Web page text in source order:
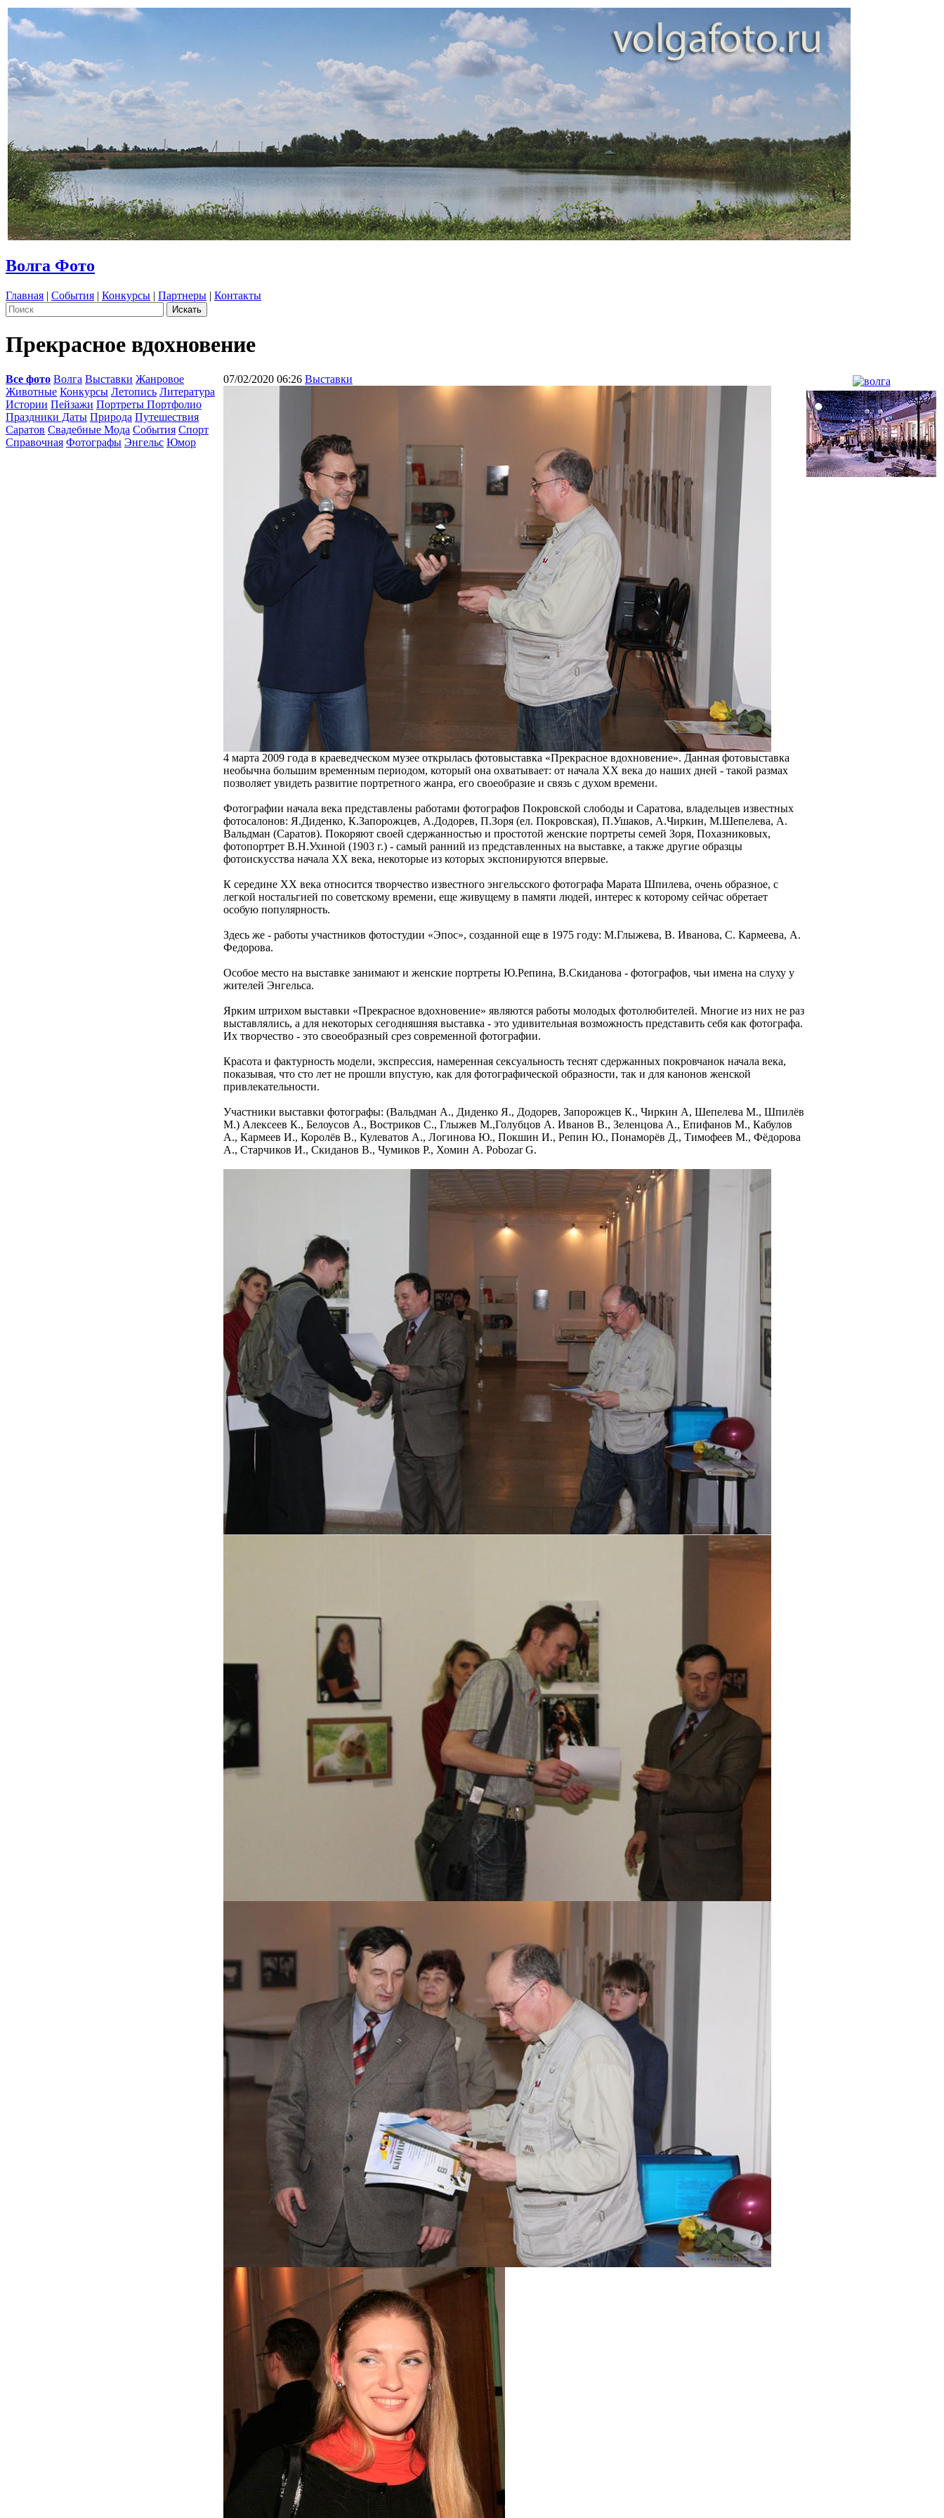
Волга Фото
Главная | События | Конкурсы | Партнеры | Контакты
Прекрасное вдохновение
Все фото Волга Выставки Жанровое
Животные Конкурсы Летопись Литература
Истории Пейзажи Портреты Портфолио
Праздники Даты Природа Путешествия
Саратов Свадебные Мода События Спорт
Справочная Фотографы Энгельс Юмор
07/02/2020 06:26 Выставки
4 марта 2009 года в краеведческом музее открылась фотовыставка «Прекрасное вдохновение». Данная фотовыставка
необычна большим временным периодом, который она охватывает: от начала XX века до наших дней - такой размах
позволяет увидеть развитие портретного жанра, его своеобразие и связь с духом времени.
Фотографии начала века представлены работами фотографов Покровской слободы и Саратова, владельцев известных
фотосалонов: Я.Диденко, К.Запорожцев, А.Додорев, П.Зоря (ел. Покровская), П.Ушаков, А.Чиркин, М.Шепелева, А.
Вальдман (Саратов). Покоряют своей сдержанностью и простотой женские портреты семей Зоря, Похазниковых,
фотопортрет В.Н.Ухиной (1903 г.) - самый ранний из представленных на выставке, а также другие образцы
фотоискусства начала XX века, некоторые из которых экспонируются впервые.
К середине XX века относится творчество известного энгельсского фотографа Марата Шпилева, очень образное, с
легкой ностальгией по советскому времени, еще живущему в памяти людей, интерес к которому сейчас обретает
особую популярность.
Здесь же - работы участников фотостудии «Эпос», созданной еще в 1975 году: М.Глыжева, В. Иванова, С. Кармеева, А.
Федорова.
Особое место на выставке занимают и женские портреты Ю.Репина, В.Скиданова - фотографов, чьи имена на слуху у
жителей Энгельса.
Ярким штрихом выставки «Прекрасное вдохновение» являются работы молодых фотолюбителей. Многие из них не раз
выставлялись, а для некоторых сегодняшняя выставка - это удивительная возможность представить себя как фотографа.
Их творчество - это своеобразный срез современной фотографии.
Красота и фактурность модели, экспрессия, намеренная сексуальность теснят сдержанных покровчанок начала века,
показывая, что сто лет не прошли впустую, как для фотографической образности, так и для канонов женской
привлекательности.
Участники выставки фотографы: (Вальдман А., Диденко Я., Додорев, Запорожцев К., Чиркин А, Шепелева М., Шпилёв
М.) Алексеев К., Белоусов А., Востриков С., Глыжев М.,Голубцов А. Иванов В., Зеленцова А., Епифанов М., Кабулов
А., Кармеев И., Королёв В., Кулеватов А., Логинова Ю., Покшин И., Репин Ю., Понаморёв Д., Тимофеев М., Фёдорова
А., Старчиков И., Скиданов В., Чумиков Р., Хомин А. Pobozar G.